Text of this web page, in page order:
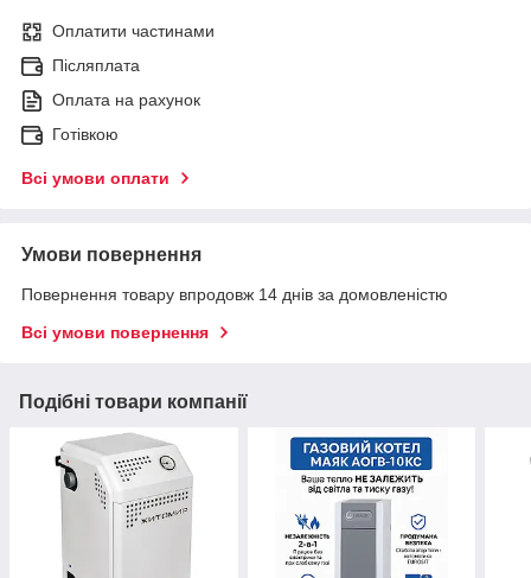
Оплатити частинами
Післяплата
Оплата на рахунок
Готівкою
Всі умови оплати
Умови повернення
Повернення товару впродовж 14 днів за домовленістю
Всі умови повернення
Подібні товари компанії